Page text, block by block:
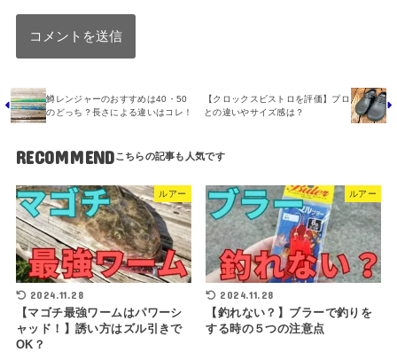
鱒レンジャーのおすすめは40・50
のどっち？長さによる違いはコレ！
【クロックスビストロを評価】プロ
との違いやサイズ感は？
RECOMMEND
ルアー
2024.11.28
【マゴチ最強ワームはパワーシ
ャッド！】誘い方はズル引きで
OK？
ルアー
2024.11.28
【釣れない？】ブラーで釣りを
する時の５つの注意点